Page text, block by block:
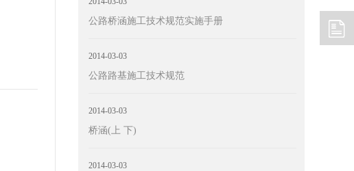
公路桥涵施工技术规范实施手册
2014-03-03
公路路基施工技术规范
2014-03-03
桥涵(上 下)
2014-03-03